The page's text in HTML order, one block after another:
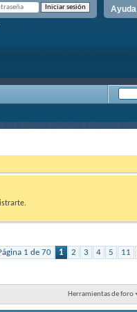
Ayuda
1 de 70 1 2 3 4 5 11
Herramientas de foro